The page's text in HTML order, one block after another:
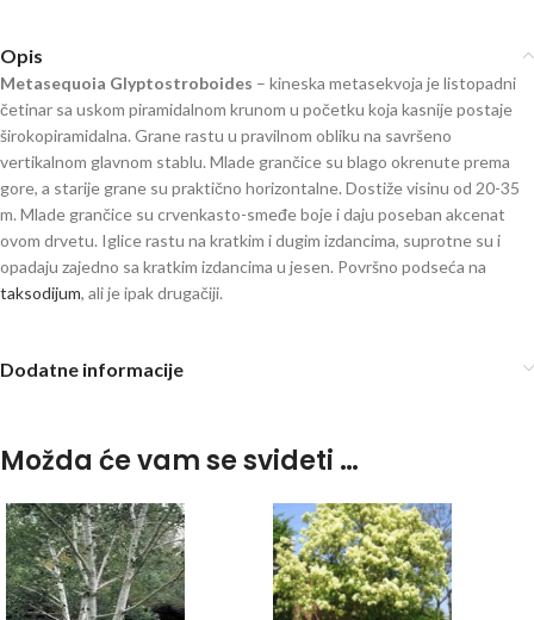
Opis
Metasequoia Glyptostroboides – kineska metasekvoja je listopadni
četinar sa uskom piramidalnom krunom u početku koja kasnije postaje
širokopiramidalna. Grane rastu u pravilnom obliku na savršeno
vertikalnom glavnom stablu. Mlade grančice su blago okrenute prema
gore, a starije grane su praktično horizontalne. Dostiže visinu od 20-35
m. Mlade grančice su crvenkasto-smeđe boje i daju poseban akcenat
ovom drvetu. Iglice rastu na kratkim i dugim izdancima, suprotne su i
opadaju zajedno sa kratkim izdancima u jesen. Površno podseća na
taksodijum, ali je ipak drugačiji.
Dodatne informacije
Možda će vam se svideti …